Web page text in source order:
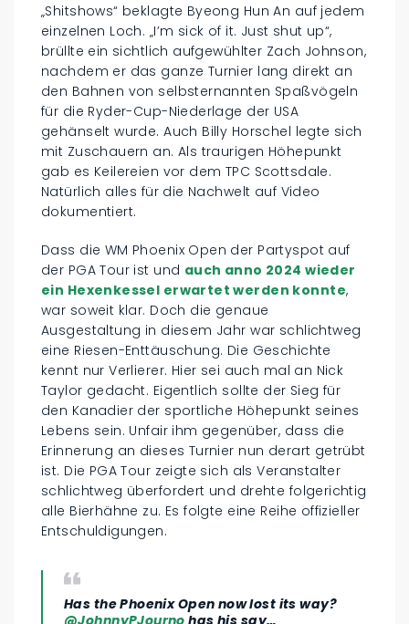
„Shitshows“ beklagte Byeong Hun An auf jedem
einzelnen Loch. „I’m sick of it. Just shut up“,
brüllte ein sichtlich aufgewühlter Zach Johnson,
nachdem er das ganze Turnier lang direkt an
den Bahnen von selbsternannten Spaßvögeln
für die Ryder-Cup-Niederlage der USA
gehänselt wurde. Auch Billy Horschel legte sich
mit Zuschauern an. Als traurigen Höhepunkt
gab es Keilereien vor dem TPC Scottsdale.
Natürlich alles für die Nachwelt auf Video
dokumentiert.
Dass die WM Phoenix Open der Partyspot auf
der PGA Tour ist und auch anno 2024 wieder
ein Hexenkessel erwartet werden konnte,
war soweit klar. Doch die genaue
Ausgestaltung in diesem Jahr war schlichtweg
eine Riesen-Enttäuschung. Die Geschichte
kennt nur Verlierer. Hier sei auch mal an Nick
Taylor gedacht. Eigentlich sollte der Sieg für
den Kanadier der sportliche Höhepunkt seines
Lebens sein. Unfair ihm gegenüber, dass die
Erinnerung an dieses Turnier nun derart getrübt
ist. Die PGA Tour zeigte sich als Veranstalter
schlichtweg überfordert und drehte folgerichtig
alle Bierhähne zu. Es folgte eine Reihe offizieller
Entschuldigungen.
Has the Phoenix Open now lost its way?
@JohnnyPJourno has his say…